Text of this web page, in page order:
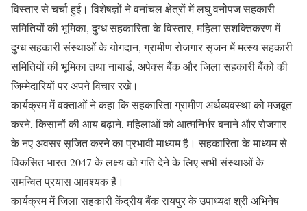
विस्तार से चर्चा हुई। विशेषज्ञों ने वनांचल क्षेत्रों में लघु वनोपज सहकारी
समितियों की भूमिका, दुग्ध सहकारिता के विस्तार, महिला सशक्तिकरण में
दुग्ध सहकारी संस्थाओं के योगदान, ग्रामीण रोजगार सृजन में मत्स्य सहकारी
समितियों की भूमिका तथा नाबार्ड, अपेक्स बैंक और जिला सहकारी बैंकों की
जिम्मेदारियों पर अपने विचार रखे।
कार्यक्रम में वक्ताओं ने कहा कि सहकारिता ग्रामीण अर्थव्यवस्था को मजबूत
करने, किसानों की आय बढ़ाने, महिलाओं को आत्मनिर्भर बनाने और रोजगार
के नए अवसर सृजित करने का प्रभावी माध्यम है। सहकारिता के माध्यम से
विकसित भारत-2047 के लक्ष्य को गति देने के लिए सभी संस्थाओं के
समन्वित प्रयास आवश्यक हैं।
कार्यक्रम में जिला सहकारी केंद्रीय बैंक रायपुर के उपाध्यक्ष श्री अभिनेष